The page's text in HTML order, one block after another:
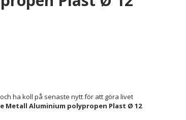
ha koll på senaste nytt för att göra livet
Metall Aluminium polypropen Plast Ø 12